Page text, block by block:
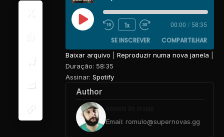
1x 00:00 / 58:35
SE INSCREVER COMPARTILHAR
Spotify
FEED RSS
COMPARTILHAR
LINK
INCORPORAR
Baixar arquivo Reproduzir numa nova janela
Duração: 58:35
Assinar: Spotify
Author
Email: romulo@supernovas.gg